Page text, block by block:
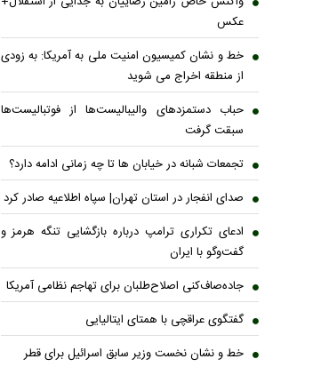
عکس
خط و نشان کمیسیون امنیت ملی به آمریکا: به زودی
از منطقه اخراج می شوید
حباب دستمزدهای والیبالیست‌ها از فوتبالیست‌ها
سبقت گرفت
تجمعات شبانه در خیابان ها تا چه زمانی ادامه دارد؟
صدای انفجار در استان تهران| سپاه اطلاعیه صادر کرد
ادعای تکراری ترامپ درباره بازگشایی تنگه هرمز و
گفت‌وگو با ایران
جاده‌صاف‌کنی اصلاح‌طلبان برای تهاجم نظامی آمریکا
گفتگوی عراقچی با همتای ایتالیایی
خط و نشان نخست وزیر سابق اسرائیل برای قطر